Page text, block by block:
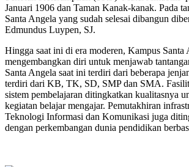
Januari 1906 dan Taman Kanak-kanak. Pada
Santa Angela yang sudah selesai dibangun
Edmundus Luypen, SJ.
Hingga saat ini di era moderen, Kampus Santa
mengembangkan diri untuk menjawab
Santa Angela saat ini terdiri dari beberapa
terdiri dari KB, TK, SD, SMP dan SMA.
sistem pembelajaran ditingkatkan kualitasnya
kegiatan belajar mengajar. Pemutakhiran
Teknologi Informasi dan Komunikasi juga
dengan perkembangan dunia pendidikan